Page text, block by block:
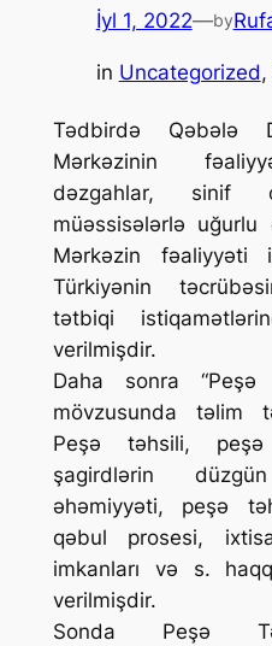
İyl 1, 2022—by
in Uncategorized,
Tədbirdə Qəbələ
Mərkəzinin
dəzgahlar, sinif
müəssisələrlə uğurlu
Mərkəzin fəaliyyəti
Türkiyənin
tətbiqi
verilmişdir.
Daha sonra
mövzusunda təlim
Peşə təhsili, peşə
şagirdlərin
əhəmiyyəti, peşə
qəbul prosesi,
imkanları və s.
verilmişdir.
Sonda Peşə